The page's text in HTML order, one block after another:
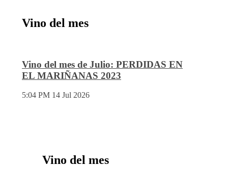
Vino del mes
Vino del mes de Julio: PERDIDAS EN
EL MARIÑANAS 2023
5:04 PM 14 Jul 2026
Vino del mes